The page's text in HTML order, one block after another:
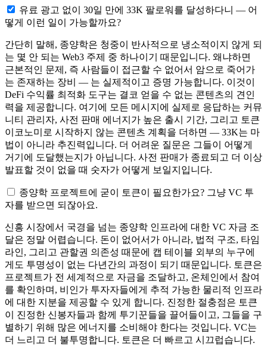
유료 광고 없이 30일 만에 33K 팔로워를 달성하다니 — 어
떻게 이런 일이 가능할까요?
간단히 말해, 종양학은 청중이 반사적으로 냉소적이지 않게 되
는 몇 안 되는 Web3 주제 중 하나이기 때문입니다. 왜냐하면
근본적인 문제, 즉 사람들이 접근할 수 없어서 암으로 죽어가
는 존재하는 장비 — 는 실제적이고 증명 가능합니다. 이것이
DeFi 수익률 최적화 도구는 결코 얻을 수 없는 콘텐츠의 견인
력을 제공합니다. 여기에 모든 메시지에 실제로 응답하는 커뮤
니티 관리자, 사전 판매 에너지가 높은 출시 기간, 그리고 토큰
이코노미로 시작하지 않는 콘텐츠 계획을 더하면 — 33K는 마
법이 아니라 추진력입니다. 더 어려운 질문은 그들이 어떻게
거기에 도달했는지가 아닙니다. 사전 판매가 종료되고 더 이상
발표할 것이 없을 때 숫자가 어떻게 보일지입니다.
종양학 프로젝트에 굳이 토큰이 필요한가요? 그냥 VC 투
자를 받으면 되잖아요.
신흥 시장에서 국경을 넘는 종양학 인프라에 대한 VC 자금 조
달은 정말 어렵습니다. 돈이 없어서가 아니라, 법적 구조, 타임
라인, 그리고 관할권 의존성 때문에 캡 테이블 외부의 누구에
게도 투명성이 없는 다년간의 과정이 되기 때문입니다. 토큰은
프로젝트가 전 세계적으로 자금을 조달하고, 온체인에서 참여
를 확인하며, 비인가 투자자들에게 추적 가능한 물리적 인프라
에 대한 지분을 제공할 수 있게 합니다. 진정한 절충점은 토큰
이 진정한 신봉자들과 함께 투기꾼들을 끌어들이고, 그들을 구
별하기 위해 많은 에너지를 소비해야 한다는 것입니다. VC는
더 느리고 더 불투명합니다. 토큰은 더 빠르고 시끄럽습니다.